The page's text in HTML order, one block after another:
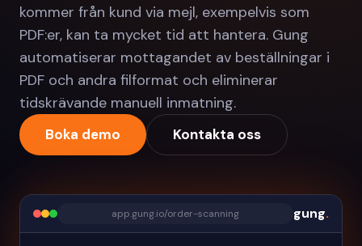
kommer från kund via mejl, exempelvis som
PDF:er, kan ta mycket tid att hantera. Gung
automatiserar mottagandet av beställningar i
PDF och andra filformat och eliminerar
tidskrävande manuell inmatning.
Boka demo Kontakta oss
app.gung.io/order-scanning gung.